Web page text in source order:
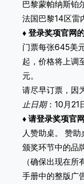
巴黎蒙帕纳斯铂
法国巴黎14区雷
♦ 登录奖项官网
门票每张645美
起，价格将上调
元。
请尽早订票，因
止日期：10月21
♦ 请登录奖项官
人赞助桌。 赞助
颁奖环节中的品
（确保出现在
手册中的整版广